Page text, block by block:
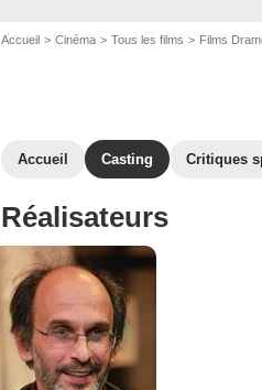
Accueil Cinéma Tous les films Films
Accueil Casting Critiques
Réalisateurs